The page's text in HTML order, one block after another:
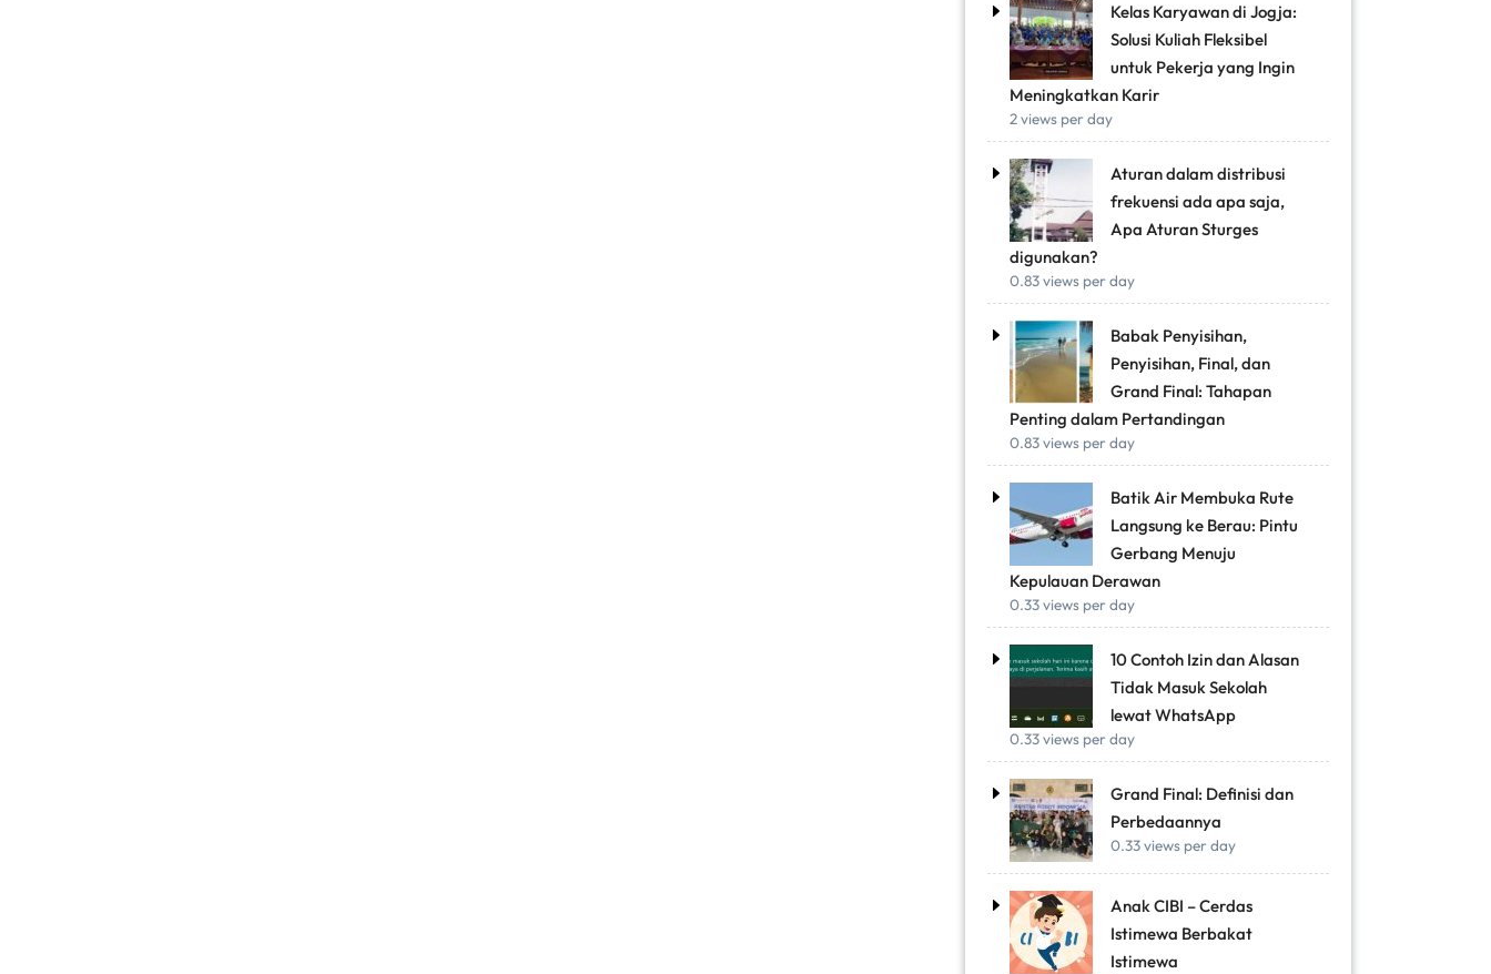
Kelas Karyawan di Jogja:
Solusi Kuliah Fleksibel
untuk Pekerja yang Ingin
Meningkatkan Karir
2 views per day
Aturan dalam distribusi
frekuensi ada apa saja,
Apa Aturan Sturges
digunakan?
0.83 views per day
Babak Penyisihan,
Penyisihan, Final, dan
Grand Final: Tahapan
Penting dalam Pertandingan
0.83 views per day
Batik Air Membuka Rute
Langsung ke Berau: Pintu
Gerbang Menuju
Kepulauan Derawan
0.33 views per day
10 Contoh Izin dan Alasan
Tidak Masuk Sekolah
lewat WhatsApp
0.33 views per day
Grand Final: Definisi dan
Perbedaannya
0.33 views per day
Anak CIBI – Cerdas
Istimewa Berbakat
Istimewa